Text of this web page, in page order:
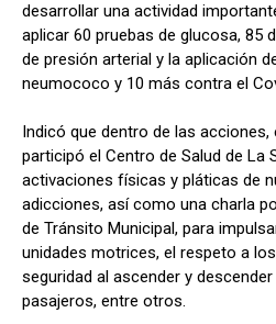
desarrollar una actividad
aplicar 60 pruebas de glucosa, 85
de presión arterial y la aplicación
neumococo y 10 más contra el
Indicó que dentro de las acciones,
participó el Centro de Salud de La
activaciones físicas y pláticas de
adicciones, así como una charla
de Tránsito Municipal, para
unidades motrices, el respeto a
seguridad al ascender y
pasajeros, entre otros.